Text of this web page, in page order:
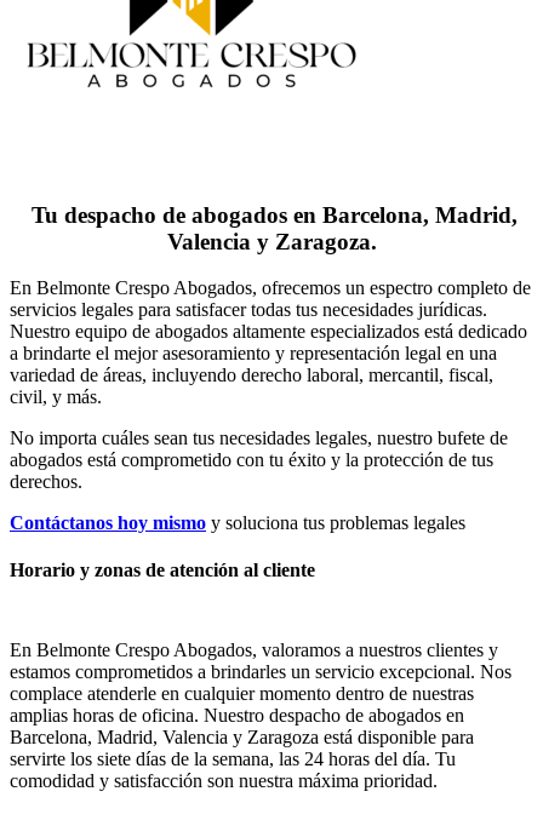
Tu despacho de abogados en Barcelona, Madrid,
Valencia y Zaragoza.
En Belmonte Crespo Abogados, ofrecemos un espectro completo de
servicios legales para satisfacer todas tus necesidades jurídicas.
Nuestro equipo de abogados altamente especializados está dedicado
a brindarte el mejor asesoramiento y representación legal en una
variedad de áreas, incluyendo derecho laboral, mercantil, fiscal,
civil, y más.
No importa cuáles sean tus necesidades legales, nuestro bufete de
abogados está comprometido con tu éxito y la protección de tus
derechos.
Contáctanos hoy mismo y soluciona tus problemas legales
Horario y zonas de atención al cliente
En Belmonte Crespo Abogados, valoramos a nuestros clientes y
estamos comprometidos a brindarles un servicio excepcional. Nos
complace atenderle en cualquier momento dentro de nuestras
amplias horas de oficina. Nuestro despacho de abogados en
Barcelona, Madrid, Valencia y Zaragoza está disponible para
servirte los siete días de la semana, las 24 horas del día. Tu
comodidad y satisfacción son nuestra máxima prioridad.